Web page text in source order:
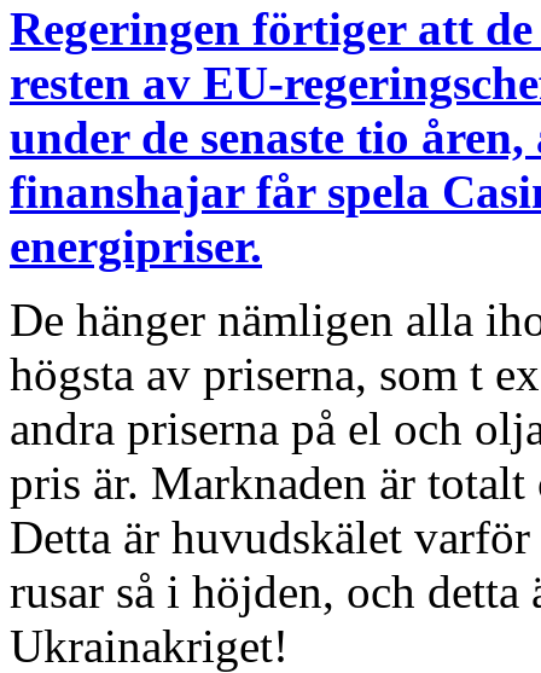
Regeringen förtiger att
resten av EU-
under de senaste tio
finanshajar får spela
energipriser.
De hänger nämligen alla
högsta av priserna, som t
andra priserna på el och
pris är. Marknaden är
Detta är huvudskälet
rusar så i höjden, och
Ukrainakriget!